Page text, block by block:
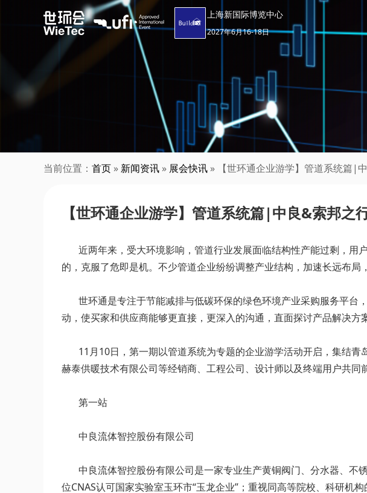
上海新国际博览中心
2027年6月16-18日
当前位置： 首页 » 新闻资讯 » 展会快讯 » 【世环通企业游学】管道系统篇|
【世环通企业游学】管道系统篇|中良&索邦之
近两年来，受大环境影响，管道行业发展面临结构性产能过剩，用
的，克服了危即是机。不少管道企业纷纷调整产业结构，加速长远布
世环通是专注于节能减排与低碳环保的绿色环境产业采购服务平台
动，使买家和供应商能够更直接，更深入的沟通，直面探讨产品解决方
11月10日，第一期以管道系统为专题的企业游学活动开启，集结青
赫泰供暖技术有限公司等经销商、工程公司、设计师以及终端用户共同
第一站
中良流体智控股份有限公司
中良流体智控股份有限公司是一家专业生产黄铜阀门、分水器、不
位CNAS认可国家实验室玉环市“玉龙企业”；重视同高等院校、科研机